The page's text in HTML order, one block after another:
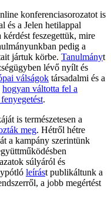
konferenciasorozatot is
és a Jelen hetilappal
feszegettük, mire
pedig a
jártuk körbe. Tanulmányt
lévő nyílt és
válságok társadalmi és a
hogyan váltotta fel a
.
is természetesen a
meg. Hétről hétre
a kampány szerintünk
súlyáról és
leírást publikáltunk a
a jobb megértést